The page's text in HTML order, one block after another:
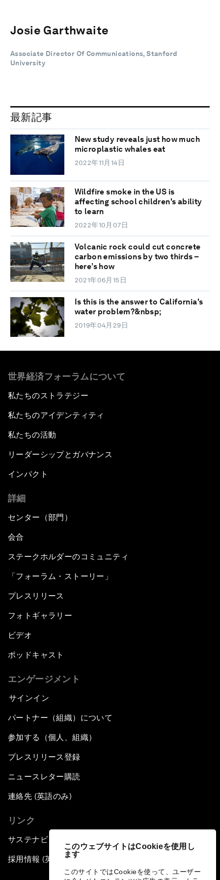
このウェブサイトはCookieを使用し
ます
このサイトではCookieを使って、ユーザー
Josie Garthwaite
Associate Director Of Communications, Stanford
University
最新記事
New study reveals just how much
microplastic whales eat
2022年11月14日
Wildfire smoke in the US is
affecting school children's ability
to learn
2022年10月07日
Volcanic rock could cut concrete
carbon emissions by two thirds –
here’s how
2021年06月15日
Is this is the answer to California's
water problem?&nbsp;
2019年04月29日
世界経済フォーラムについて
私たちのストラテジー
私たちのアイデンティティ
私たちの活動
リーダーシップとガバナンス
インパクト
詳細
センター（部門）
会合
ステークホルダーのコミュニティ
「フォーラム・ストーリー」
プレスリリース
フォトギャラリー
ビデオ
ポッドキャスト
エンゲージメント
サインイン
パートナー（組織）について
参加する（個人、組織）
プレスリリース登録
ニュースレター購読
連絡先 (英語のみ)
リンク
サステナビリティへの取り組み
採用情報 (英語のみ)